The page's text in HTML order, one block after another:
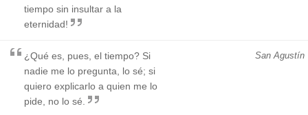
tiempo sin insultar a la
eternidad!
San Agustín
¿Qué es, pues, el tiempo? Si
nadie me lo pregunta, lo sé; si
quiero explicarlo a quien me lo
pide, no lo sé.